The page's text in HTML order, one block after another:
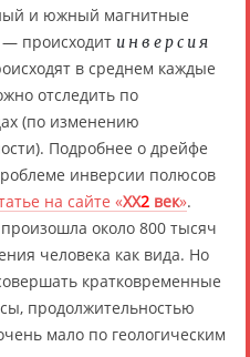
и южный магнитные
происходит инверсия
в среднем каждые
отследить по
(по изменению
Подробнее о дрейфе
инверсии полюсов
на сайте «XX2 век».
около 800 тысяч
человека как вида. Но
кратковременные
продолжительностью
мало по геологическим